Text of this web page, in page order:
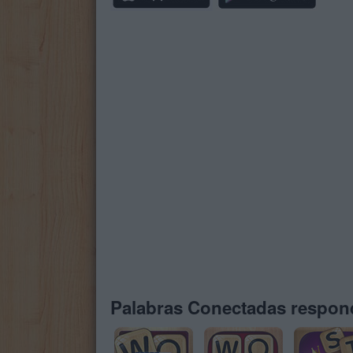
Palabras Conectadas